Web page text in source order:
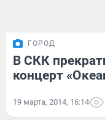
ГОРОД
В СКК
концерт
19 марта, 2014, 16:14